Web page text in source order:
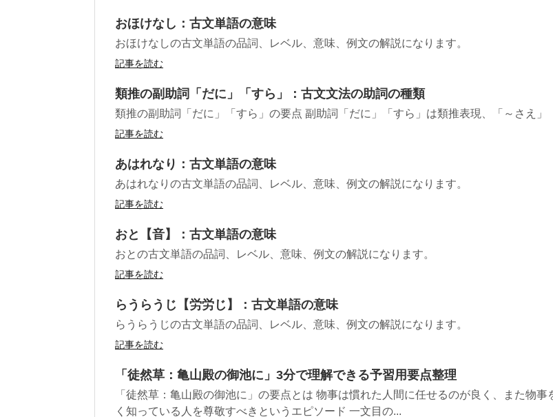
おほけなし：古文単語の意味
おほけなしの古文単語の品詞、レベル、意味、例文の解説になります。
記事を読む
類推の副助詞「だに」「すら」：古文文法の助詞の種類
類推の副助詞「だに」「すら」の要点 副助詞「だに」「すら」は類推表現、「～さえ」
記事を読む
あはれなり：古文単語の意味
あはれなりの古文単語の品詞、レベル、意味、例文の解説になります。
記事を読む
おと【音】：古文単語の意味
おとの古文単語の品詞、レベル、意味、例文の解説になります。
記事を読む
らうらうじ【労労じ】：古文単語の意味
らうらうじの古文単語の品詞、レベル、意味、例文の解説になります。
記事を読む
「徒然草：亀山殿の御池に」3分で理解できる予習用要点整理
「徒然草：亀山殿の御池に」の要点とは 物事は慣れた人間に任せるのが良く、また物事
く知っている人を尊敬すべきというエピソード 一文目の...